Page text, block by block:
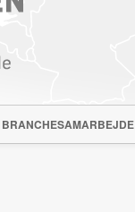
BRANCHESAMARBEJDE